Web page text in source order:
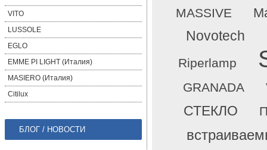
VITO
LUSSOLE
EGLO
EMME PI LIGHT (Италия)
MASIERO (Италия)
Citilux
БЛОГ / НОВОСТИ
MASSIVE
Novotech
Riperlamp
GRANADA
СТЕКЛО